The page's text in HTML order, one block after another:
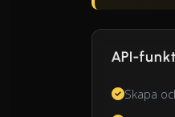
API-
Skapa